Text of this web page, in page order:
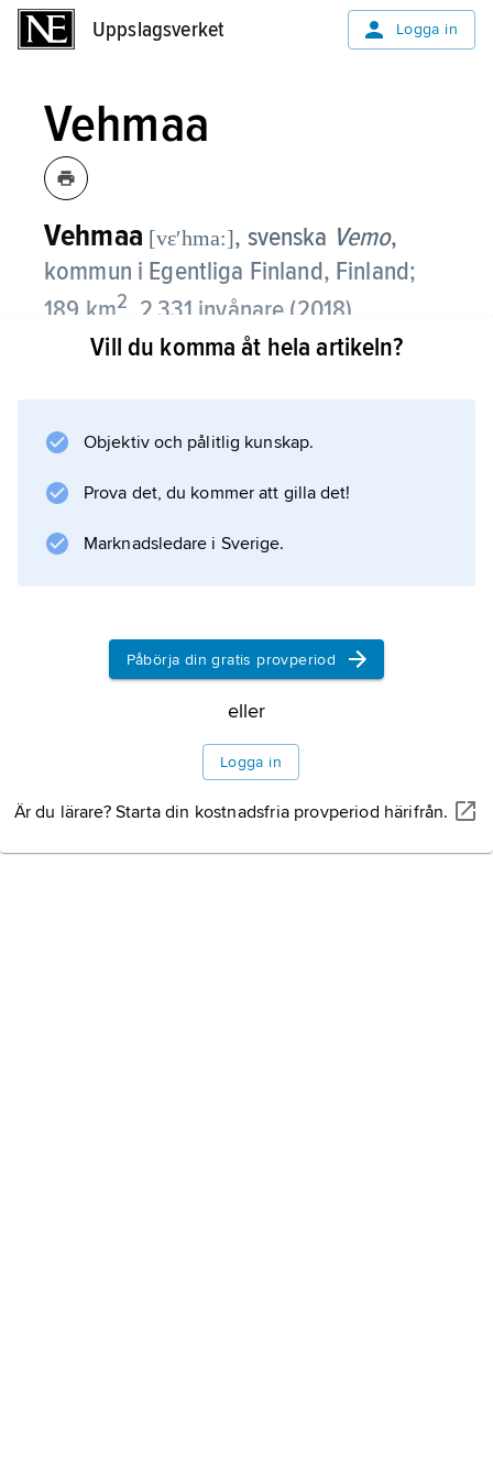
Uppslagsverket Logga in
Vehmaa
Vehmaa [vɛʹhma:], svenska Vemo,
kommun i Egentliga Finland, Finland;
189 km2 , 2 331 invånare (2018).
Av arbetsplatserna finns de flesta inom
Information om artikeln
Vill du komma åt hela artikeln?
Objektiv och pålitlig kunskap.
Prova det, du kommer att gilla det!
Marknadsledare i Sverige.
Påbörja din gratis provperiod
eller
Logga in
Är du lärare? Starta din kostnadsfria provperiod härifrån.